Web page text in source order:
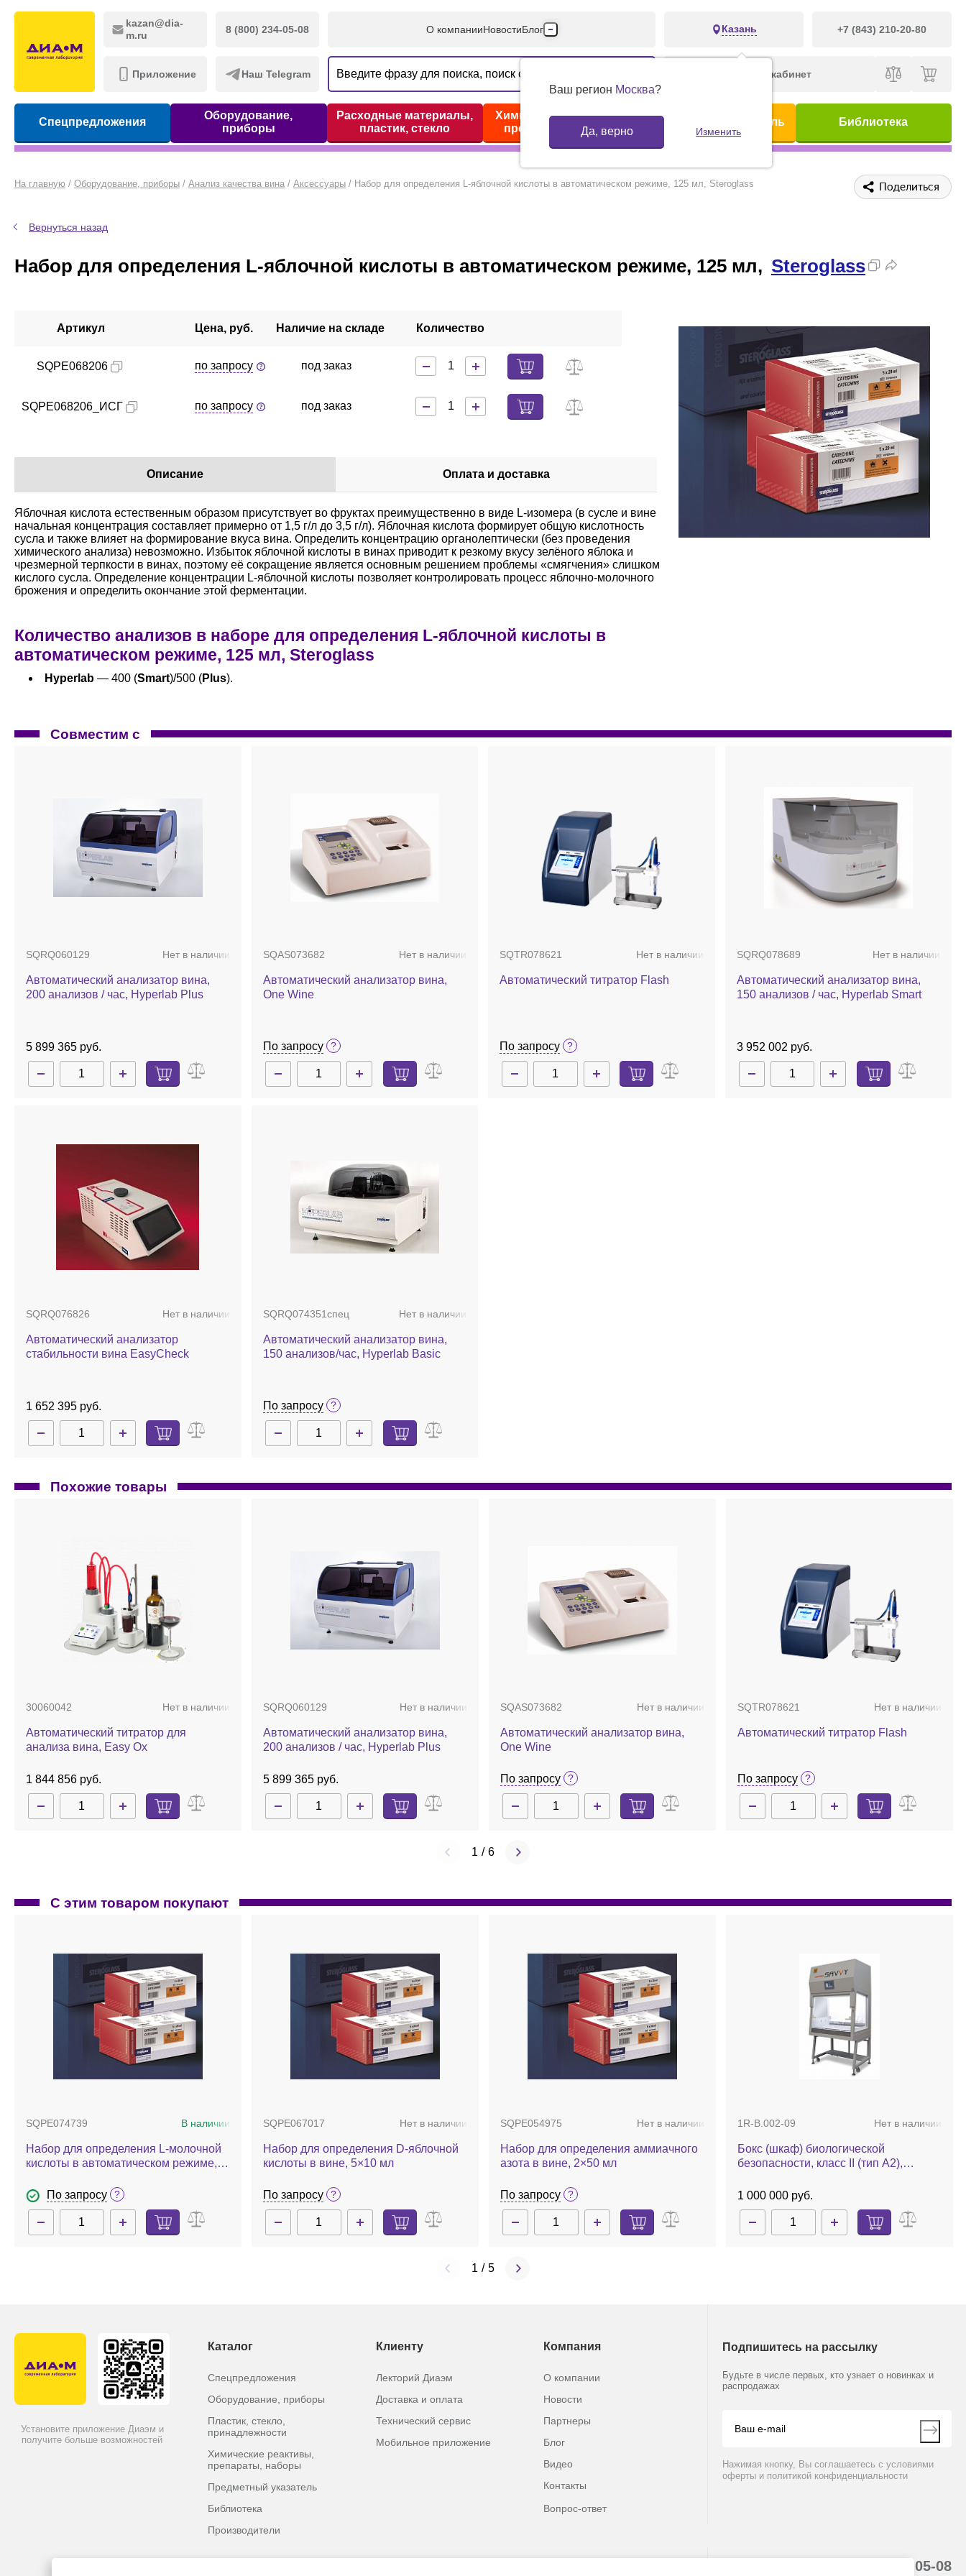
kazan@dia-
m.ru
8 (800) 234-05-08
Приложение Наш Telegram
О компанииНовостиБлог
Производители
Партнеры
Контакты
Казань +7 (843) 210-20-80
Ваш регион Москва?
Да, верно Изменить
Личный кабинет
Спецпредложения
Оборудование,
приборы
Расходные материалы,
пластик, стекло
Химические реактивы,
препараты, наборы
Предметный указатель Библиотека
На главную / Оборудование, приборы / Анализ качества вина / Аксессуары / Набор для определения L-яблочной кислоты в автоматическом режиме, 125 мл, Steroglass Поделиться
Вернуться назад
Набор для определения L-яблочной кислоты в автоматическом режиме, 125 мл, Steroglass
Артикул Цена, руб. Наличие на складе Количество
SQPE068206 по запросу под заказ
SQPE068206_ИСГ по запросу под заказ
Описание Оплата и доставка
Яблочная кислота естественным образом присутствует во фруктах преимущественно в виде L-изомера (в сусле и вине
начальная концентрация составляет примерно от 1,5 г/л до 3,5 г/л). Яблочная кислота формирует общую кислотность
сусла и также влияет на формирование вкуса вина. Определить концентрацию органолептически (без проведения
химического анализа) невозможно. Избыток яблочной кислоты в винах приводит к резкому вкусу зелёного яблока и
чрезмерной терпкости в винах, поэтому её сокращение является основным решением проблемы «смягчения» слишком
кислого сусла. Определение концентрации L-яблочной кислоты позволяет контролировать процесс яблочно-молочного
брожения и определить окончание этой ферментации.
Количество анализов в наборе для определения L-яблочной кислоты в
автоматическом режиме, 125 мл, Steroglass
Hyperlab — 400 (Smart)/500 (Plus).
Совместим с
SQRQ060129 Нет в наличии
Автоматический анализатор вина,
200 анализов / час, Hyperlab Plus
5 899 365 руб.
SQAS073682 Нет в наличии
Автоматический анализатор вина,
One Wine
По запросу
SQTR078621 Нет в наличии
Автоматический титратор Flash
По запросу
SQRQ078689 Нет в наличии
Автоматический анализатор вина,
150 анализов / час, Hyperlab Smart
3 952 002 руб.
SQRQ076826 Нет в наличии
Автоматический анализатор
стабильности вина EasyCheck
1 652 395 руб.
SQRQ074351спец Нет в наличии
Автоматический анализатор вина,
150 анализов/час, Hyperlab Basic
По запросу
Похожие товары
30060042 Нет в наличии
Автоматический титратор для
анализа вина, Easy Ox
1 844 856 руб.
SQRQ060129 Нет в наличии
Автоматический анализатор вина,
200 анализов / час, Hyperlab Plus
5 899 365 руб.
SQAS073682 Нет в наличии
Автоматический анализатор вина,
One Wine
По запросу
SQTR078621 Нет в наличии
Автоматический титратор Flash
По запросу
1 / 6
С этим товаром покупают
SQPE074739 В наличии
Набор для определения L-молочной
кислоты в автоматическом режиме,
По запросу
SQPE067017 Нет в наличии
Набор для определения D-яблочной
кислоты в вине, 5×10 мл
По запросу
SQPE054975 Нет в наличии
Набор для определения аммиачного
азота в вине, 2×50 мл
По запросу
1R-B.002-09 Нет в наличии
Бокс (шкаф) биологической
безопасности, класс II (тип A2),
поверхности 90 см, БМБ-II-"Ламинар-
1 000 000 руб.
1 / 5
Установите приложение Диаэм и
получите больше возможностей
Каталог
Спецпредложения
Оборудование, приборы
Пластик, стекло,
принадлежности
Химические реактивы,
препараты, наборы
Предметный указатель
Библиотека
Производители
Клиенту
Лекторий Диаэм
Доставка и оплата
Технический сервис
Мобильное приложение
Компания
О компании
Новости
Партнеры
Блог
Видео
Контакты
Вопрос-ответ
Подпишитесь на рассылку
Будьте в числе первых, кто узнает о новинках и
распродажах
Нажимая кнопку, Вы соглашаетесь с условиями
оферты и политикой конфиденциальности
8 (800) 234-05-08